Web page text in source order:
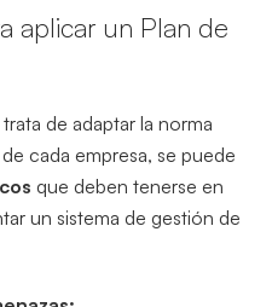
aplicar un Plan de
de adaptar la norma
cada empresa, se puede
que deben tenerse en
un sistema de gestión de